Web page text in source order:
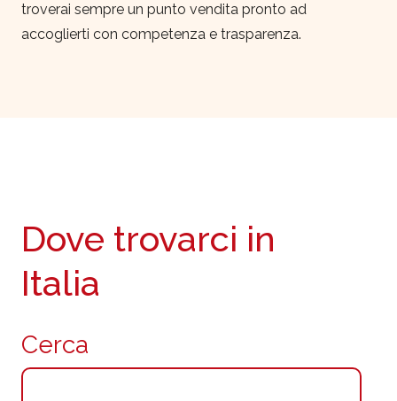
troverai sempre un punto vendita pronto ad
accoglierti con competenza e trasparenza.
Cerca
Dove trovarci in
Italia